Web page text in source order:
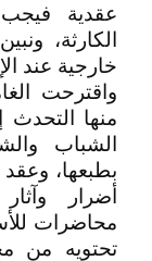
عقدية
الكارثة،
خارجية عند
واقترحت
منها التحدث
الشباب
بطبعها،
أضرار
محاضرات
تحتويه من